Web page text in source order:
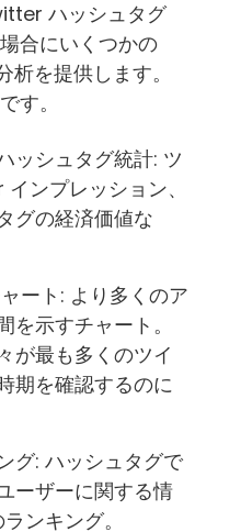
ハッシュタグ
合にいくつかの
を提供します。
す。
ッシュタグ統計: ツ
ンプレッション、
グの経済価値な
ート: より多くのア
を示すチャート。
が最も多くのツイ
期を確認するのに
グ: ハッシュタグで
ーザーに関する情
ンキング。